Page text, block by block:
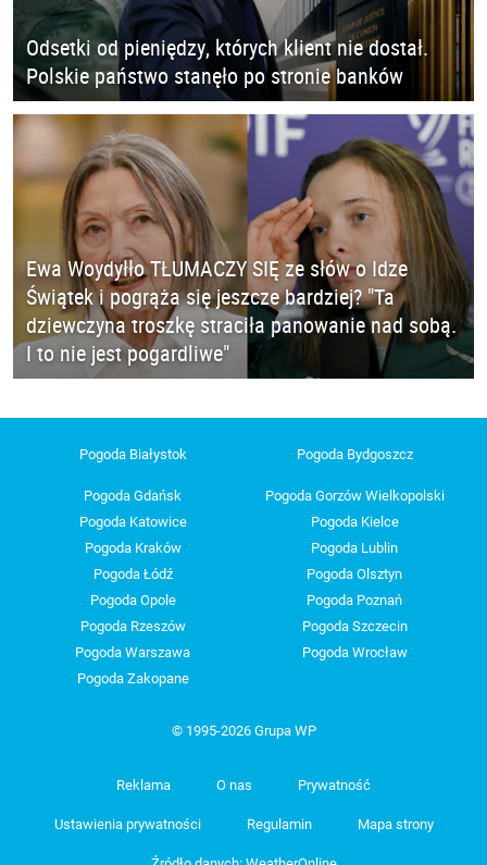
Odsetki od pieniędzy, których klient nie dostał.
Polskie państwo stanęło po stronie banków
Ewa Woydyłło TŁUMACZY SIĘ ze słów o Idze
Świątek i pogrąża się jeszcze bardziej? "Ta
dziewczyna troszkę straciła panowanie nad sobą.
I to nie jest pogardliwe"
Pogoda Białystok Pogoda Bydgoszcz
Pogoda Gdańsk
Pogoda Gorzów Wielkopolski
Pogoda Katowice
Pogoda Kielce
Pogoda Kraków
Pogoda Lublin
Pogoda Łódź
Pogoda Olsztyn
Pogoda Opole
Pogoda Poznań
Pogoda Rzeszów
Pogoda Szczecin
Pogoda Warszawa
Pogoda Wrocław
Pogoda Zakopane
© 1995-2026 Grupa WP
Reklama O nas Prywatność
Ustawienia prywatności Regulamin Mapa strony